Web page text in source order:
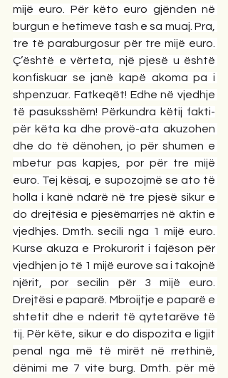
mijë euro. Për këto euro gjënden në
burgun e hetimeve tash e sa muaj. Pra,
tre të paraburgosur për tre mijë euro.
Ç’është e vërteta, një pjesë u është
konfiskuar se janë kapë akoma pa i
shpenzuar. Fatkeqët! Edhe në vjedhje
të pasuksshëm! Përkundra këtij fakti-
për këta ka dhe provë-ata akuzohen
dhe do të dënohen, jo për shumen e
mbetur pas kapjes, por për tre mijë
euro. Tej kësaj, e supozojmë se ato të
holla i kanë ndarë në tre pjesë sikur e
do drejtësia e pjesëmarrjes në aktin e
vjedhjes. Dmth. secili nga 1 mijë euro.
Kurse akuza e Prokurorit i fajëson për
vjedhjen jo të 1 mijë eurove sa i takojnë
njërit, por secilin për 3 mijë euro.
Drejtësi e paparë. Mbroijtje e paparë e
shtetit dhe e nderit të qytetarëve të
tij. Për këte, sikur e do dispozita e ligjit
penal nga më të mirët në rrethinë,
dënimi me 7 vite burg. Dmth. për më